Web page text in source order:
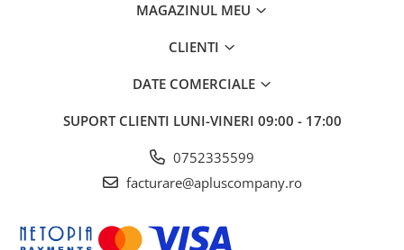
MAGAZINUL MEU
CLIENTI
DATE COMERCIALE
SUPORT CLIENTI LUNI-VINERI 09:00 - 17:00
0752335599
facturare@apluscompany.ro